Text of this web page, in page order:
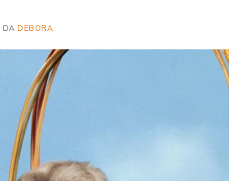
DA DEBORA